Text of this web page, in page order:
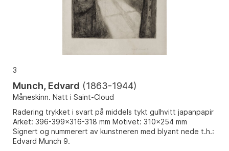
3
Munch, Edvard (1863-1944)
Måneskinn. Natt i Saint-Cloud
Radering trykket i svart på middels tykt gulhvitt japanpapir
Arket: 396-399x316-318 mm Motivet: 310x254 mm
Signert og nummerert av kunstneren med blyant nede t.h.:
Edvard Munch 9.